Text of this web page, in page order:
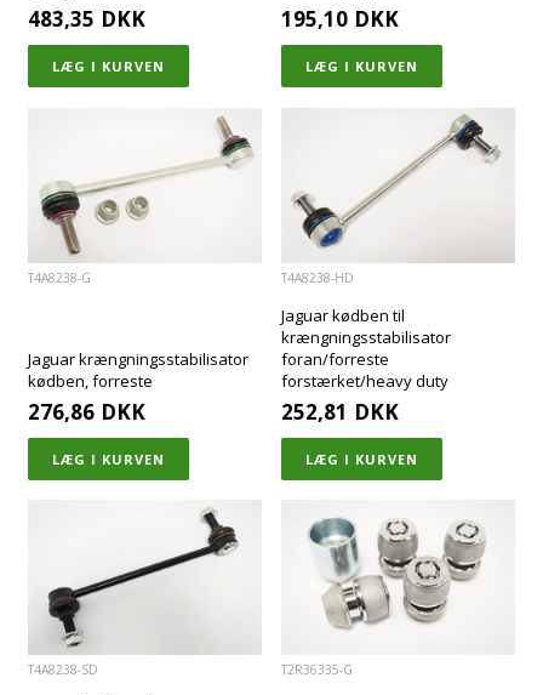
483,35 DKK 195,10 DKK
T4A8238-G
Jaguar krængningsstabilisator
kødben, forreste
276,86 DKK
T4A8238-HD
Jaguar kødben til
krængningsstabilisator
foran/forreste
forstærket/heavy duty
252,81 DKK
T4A8238-SD T2R36335-G